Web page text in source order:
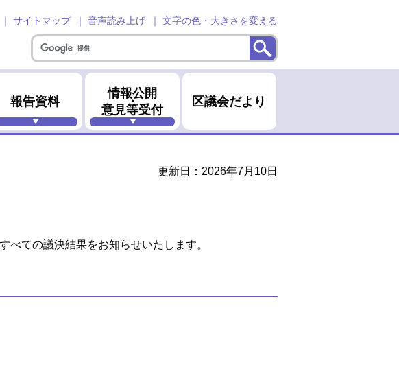
サイトマップ 音声読み上げ 文字の色・大きさを変える
報告資料
情報公開
・
意見等受付
区議会だより
更新日：2026年7月10日
ての議決結果をお知らせいたします。